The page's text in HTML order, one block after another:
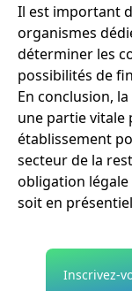
Il est important
organismes
déterminer les
possibilités de
En conclusion,
une partie
établissement
secteur de la
obligation légale
soit en
Inscrivez-